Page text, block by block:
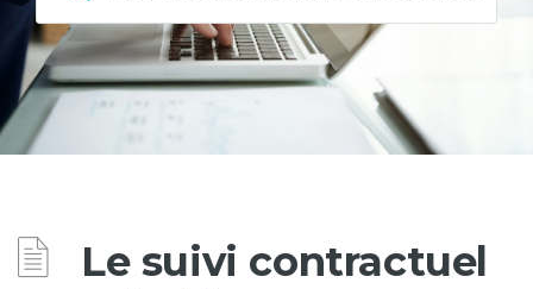
Le suivi contractuel